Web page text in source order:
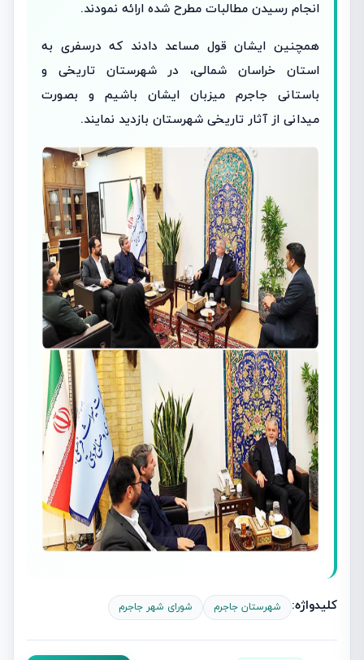
انجام رسیدن مطالبات مطرح شده ارائه نمودند.
همچنین ایشان قول مساعد دادند که در‌سفری به
استان خراسان شمالی، در شهرستان تاریخی و
باستانی جاجرم میزبان ایشان باشیم و بصورت
میدانی از آثار تاریخی شهرستان بازدید نمایند.
کلیدواژه: شهرستان جاجرم شورای شهر جاجرم